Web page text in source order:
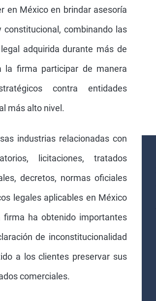
en México en brindar asesoría
combinando las
adquirida durante más de
firma participar de manera
contra entidades
más alto nivel.
industrias relacionadas con
licitaciones, tratados
decretos, normas oficiales
legales aplicables en México
ha obtenido importantes
de inconstitucionalidad
a los clientes preservar sus
comerciales.